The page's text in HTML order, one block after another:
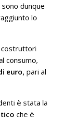
dunque
lo
costruttori
consumo,
euro, pari al
è stata la
che è